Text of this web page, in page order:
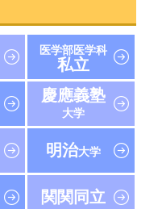
医学部医学科
私立
慶應義塾
大学
明治大学
関関同立